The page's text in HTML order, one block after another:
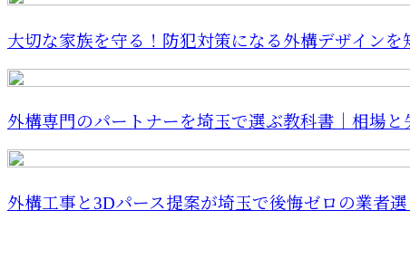
大切な家族を守る！防犯対策になる外構デザインを
外構専門のパートナーを埼玉で選ぶ教科書｜相場と
外構工事と3Dパース提案が埼玉で後悔ゼロの業者